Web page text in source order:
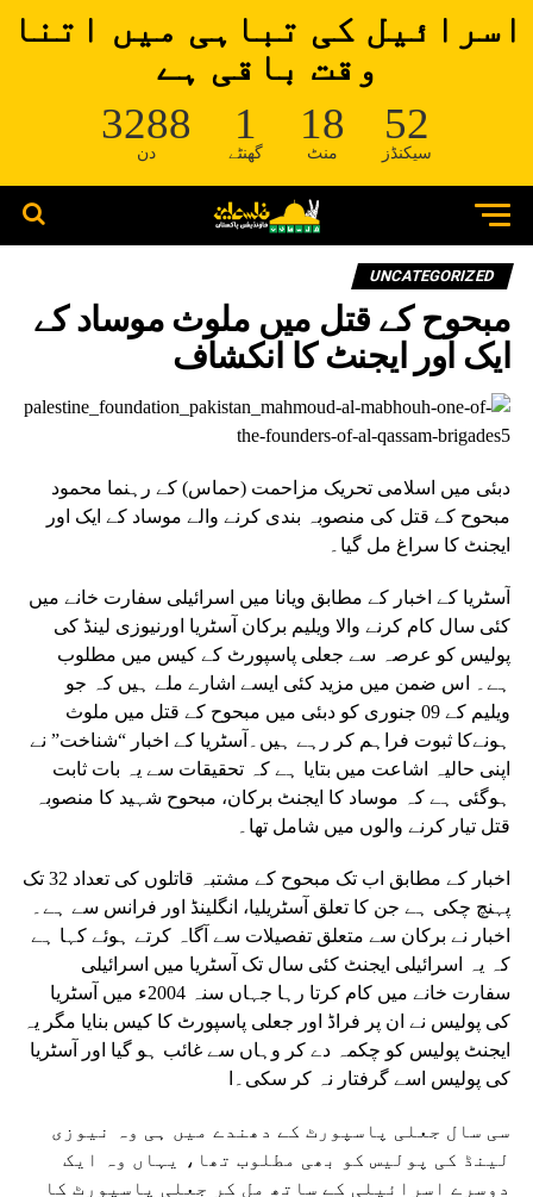
اسرائیل کی تباہی میں اتنا
وقت باقی ہے
3288
دن
1
گھنٹے
18
منٹ
52
سیکنڈز
UNCATEGORIZED
مبحوح کے قتل میں ملوث موساد کے
ایک اور ایجنٹ کا انکشاف
دبئی میں اسلامی تحریک مزاحمت (حماس) کے رہنما محمود
مبحوح کے قتل کی منصوبہ بندی کرنے والے موساد کے ایک اور
ایجنٹ کا سراغ مل گیا۔
آسٹریا کے اخبار کے مطابق ویانا میں اسرائیلی سفارت خانے میں
کئی سال کام کرنے والا ویلیم برکان آسٹریا اورنیوزی لینڈ کی
پولیس کو عرصہ سے جعلی پاسپورٹ کے کیس میں مطلوب
ہے۔ اس ضمن میں مزید کئی ایسے اشارے ملے ہیں کہ جو
ویلیم کے 09 جنوری کو دبئی میں مبحوح کے قتل میں ملوث
ہونےکا ثبوت فراہم کر رہے ہیں۔آسٹریا کے اخبار “شناخت” نے
اپنی حالیہ اشاعت میں بتایا ہے کہ تحقیقات سے یہ بات ثابت
ہوگئی ہے کہ موساد کا ایجنٹ برکان، مبحوح شہید کا منصوبہ
قتل تیار کرنے والوں میں شامل تھا۔
اخبار کے مطابق اب تک مبحوح کے مشتبہ قاتلوں کی تعداد 32 تک
پہنچ چکی ہے جن کا تعلق آسٹریلیا، انگلینڈ اور فرانس سے ہے۔
اخبار نے برکان سے متعلق تفصیلات سے آگاہ کرتے ہوئے کہا ہے
کہ یہ اسرائیلی ایجنٹ کئی سال تک آسٹریا میں اسرائیلی
سفارت خانے میں کام کرتا رہا جہاں سنہ 2004ء میں آسٹریا
کی پولیس نے ان پر فراڈ اور جعلی پاسپورٹ کا کیس بنایا مگر یہ
ایجنٹ پولیس کو چکمہ دے کر وہاں سے غائب ہو گیا اور آسٹریا
کی پولیس اسے گرفتار نہ کر سکی۔ا
سی سال جعلی پاسپورٹ کے دھندے میں ہی وہ نیوزی
لینڈ کی پولیس کو بھی مطلوب تھا، یہاں وہ ایک
دوسرے اسرائیلی کے ساتھ مل کر جعلی پاسپورٹ کا